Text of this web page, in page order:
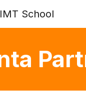
School